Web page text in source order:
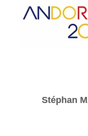
Stéphan